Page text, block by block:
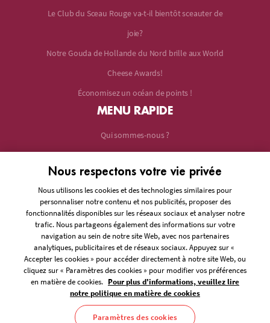
Le Club du Sceau Rouge va-t-il bientôt sceauter de
joie?
Notre Gouda de Hollande du Nord brille aux World
Cheese Awards!
Économisez un océan de points !
MENU RAPIDE
Qui sommes-nous ?
Avantages
Rejoindre
À propos de nous
Actualités
Questions fréquentes
© 2026 Velder
Conditions Générales
Nous respectons votre vie privée
Nous utilisons les cookies et des technologies similaires pour
personnaliser notre contenu et nos publicités, proposer des
fonctionnalités disponibles sur les réseaux sociaux et analyser notre
trafic. Nous partageons également des informations sur votre
navigation au sein de notre site Web, avec nos partenaires
analytiques, publicitaires et de réseaux sociaux. Appuyez sur «
Accepter les cookies » pour accéder directement à notre site Web, ou
cliquez sur « Paramètres des cookies » pour modifier vos préférences
en matière de cookies. Pour plus d'informations, veuillez lire
notre politique en matière de cookies
Paramètres des cookies